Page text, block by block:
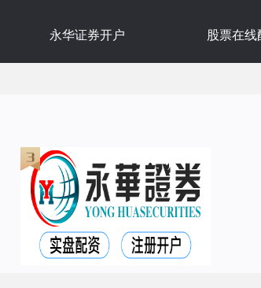
永华证券开户 股票在线